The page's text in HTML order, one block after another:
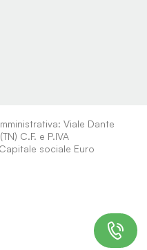
Viale Dante
C.F. e P.IVA
sociale Euro